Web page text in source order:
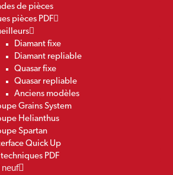
de pièces
pièces PDF
Diamant fixe
Diamant repliable
Quasar fixe
Quasar repliable
Anciens modèles
Grains System
Helianthus
Spartan
Quick Up
PDF